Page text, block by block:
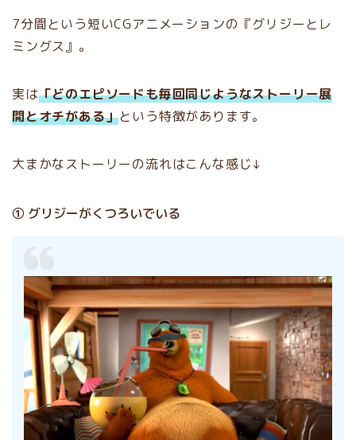
7分間という短いCGアニメーションの『グリジーとレ
ミングス』。
実は「どのエピソードも毎回同じようなストーリー展
開とオチがある」という特徴があります。
大まかなストーリーの流れはこんな感じ↓
① グリジーがくつろいでいる